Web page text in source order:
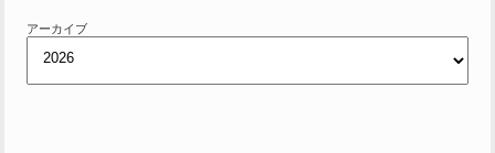
アーカイブ